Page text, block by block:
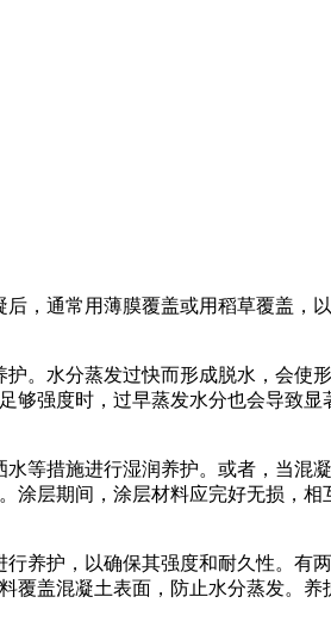
，通常用薄膜覆盖或用稻草覆盖
水分蒸发过快而形成脱水，会使
够强度时，过早蒸发水分也会导致
措施进行湿润养护。或者，当混
层期间，涂层材料应完好无损，
护，以确保其强度和耐久性。有
盖混凝土表面，防止水分蒸发。养